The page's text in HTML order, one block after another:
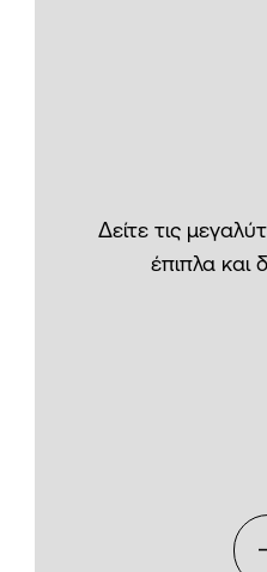
Δείτε τις
έπιπλα και